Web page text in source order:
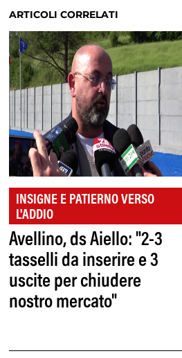
ARTICOLI CORRELATI
INSIGNE E PATIERNO VERSO
L'ADDIO
Avellino, ds Aiello: "2-3
tasselli da inserire e 3
uscite per chiudere
nostro mercato"